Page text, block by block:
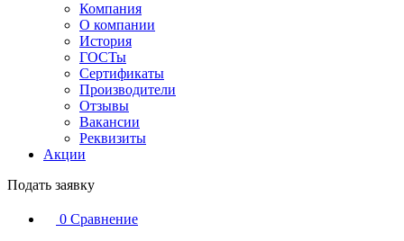
Компания
О компании
История
ГОСТы
Сертификаты
Производители
Отзывы
Вакансии
Реквизиты
Акции
Подать заявку
0 Сравнение